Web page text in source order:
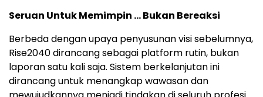
Seruan Untuk Memimpin … Bukan Bereaksi
Berbeda dengan upaya penyusunan visi sebelumnya,
Rise2040 dirancang sebagai platform rutin, bukan
laporan satu kali saja. Sistem berkelanjutan ini
dirancang untuk menangkap wawasan dan